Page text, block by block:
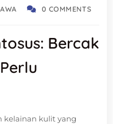
0 COMMENTS
Bercak
kelainan kulit yang